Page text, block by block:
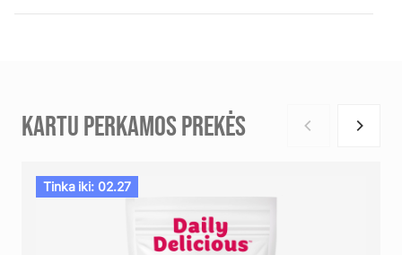
KARTU PERKAMOS PREKĖS
Tinka iki: 02.27